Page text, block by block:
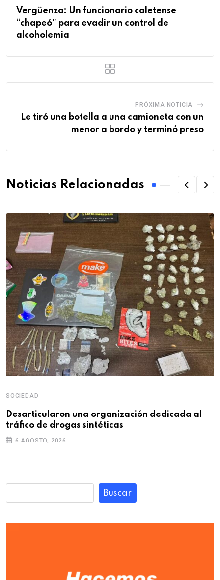
Vergüenza: Un funcionario caletense
“chapeó” para evadir un control de
alcoholemia
PRÓXIMA NOTICIA
Le tiró una botella a una camioneta con un
menor a bordo y terminó preso
Noticias Relacionadas
SOCIEDAD
Desarticularon una organización dedicada al
tráfico de drogas sintéticas
6 AGOSTO, 2026
Buscar